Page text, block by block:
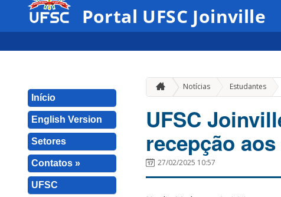
Portal UFSC Joinville
Início
English Version
Setores
Contatos »
UFSC
Notícias Estudantes »
UFSC
recepção
27/02/2025 10:57